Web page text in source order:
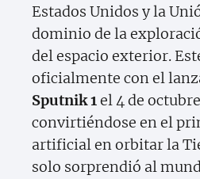
Estados Unidos y la
dominio de la
del espacio exterior.
oficialmente con el
Sputnik 1el 4 de
convirtiéndose en el
artificial en orbitar la
solo sorprendió al